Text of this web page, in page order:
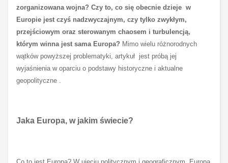
zorganizowana wojna? Czy to, co się obecnie dzieje w
Europie jest czyś nadzwyczajnym, czy tylko zwykłym,
przejściowym oraz sterowanym chaosem i turbulencją,
którym winna jest sama Europa? Mimo wielu różnorodnych
wątków powyższej problematyki, artykuł jest próbą jej
wyjaśnienia w oparciu o podstawy historyczne i aktualne
geopolityczne .
Jaka Europa, w jakim świecie?